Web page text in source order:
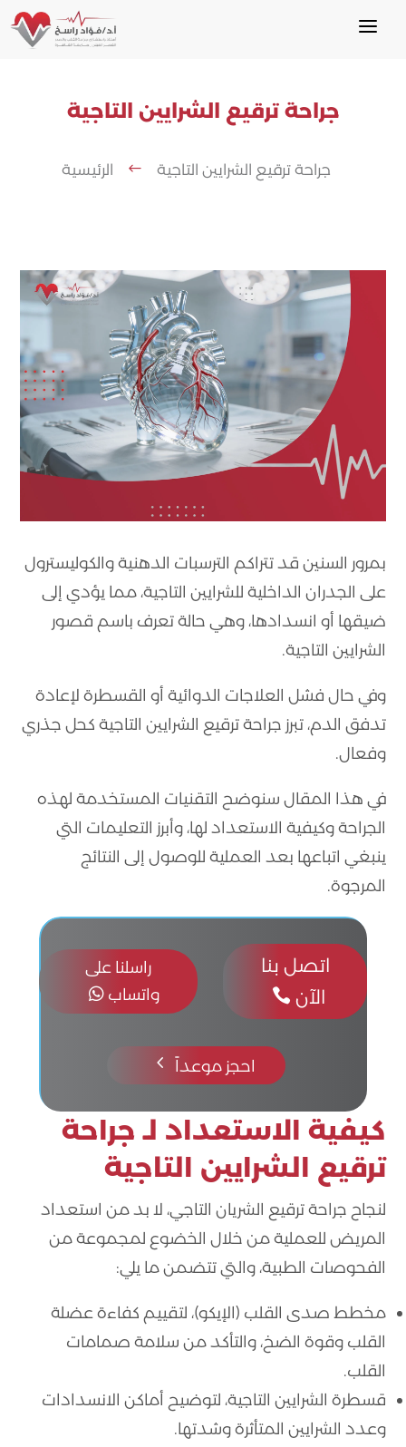
a
جراحة ترقيع الشرايين التاجية
الرئيسية # جراحة ترقيع الشرايين التاجية
بمرور السنين قد تتراكم الترسبات الدهنية والكوليسترول
على الجدران الداخلية للشرايين التاجية، مما يؤدي إلى
ضيقها أو انسدادها، وهي حالة تعرف باسم قصور
الشرايين التاجية.
وفي حال فشل العلاجات الدوائية أو القسطرة لإعادة
تدفق الدم، تبرز جراحة ترقيع الشرايين التاجية كحل جذري
وفعال.
في هذا المقال سنوضح التقنيات المستخدمة لهذه
الجراحة وكيفية الاستعداد لها، وأبرز التعليمات التي
ينبغي اتباعها بعد العملية للوصول إلى النتائج
المرجوة.
اتصل بنا
الآن 
راسلنا على
واتساب
احجز موعداً 4
كيفية الاستعداد لـ جراحة
ترقيع الشرايين التاجية
لنجاح جراحة ترقيع الشريان التاجي، لا بد من استعداد
المريض للعملية من خلال الخضوع لمجموعة من
الفحوصات الطبية، والتي تتضمن ما يلي:
مخطط صدى القلب (الإيكو)، لتقييم كفاءة عضلة
القلب وقوة الضخ، والتأكد من سلامة صمامات
القلب.
قسطرة الشرايين التاجية، لتوضيح أماكن الانسدادات
وعدد الشرايين المتأثرة وشدتها.